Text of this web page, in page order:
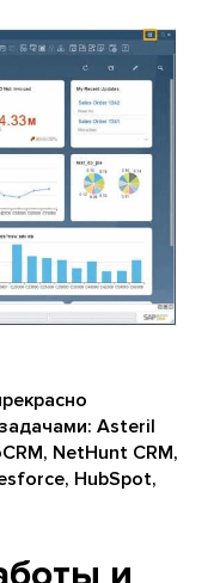
Asteril
NetHunt CRM,
HubSpot,